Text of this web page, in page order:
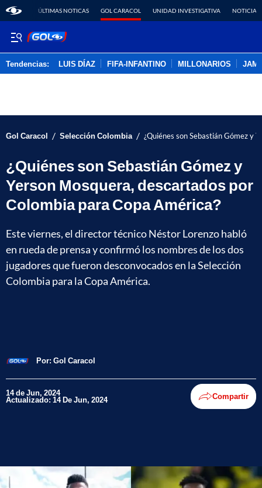
ÚLTIMAS NOTICAS GOL CARACOL UNIDAD INVESTIGATIVA NOTICIAS
Tendencias: LUIS DÍAZ FIFA-INFANTINO MILLONARIOS
Gol Caracol / Selección Colombia / ¿Quiénes son Sebastián Gómez y
¿Quiénes son Sebastián Gómez y
Yerson Mosquera, descartados por
Colombia para Copa América?
Este viernes, el director técnico Néstor Lorenzo habló
en rueda de prensa y confirmó los nombres de los dos
jugadores que fueron desconvocados en la Selección
Colombia para la Copa América.
Por: Gol Caracol
14 de Jun, 2024
Actualizado: 14 De Jun, 2024 Compartir